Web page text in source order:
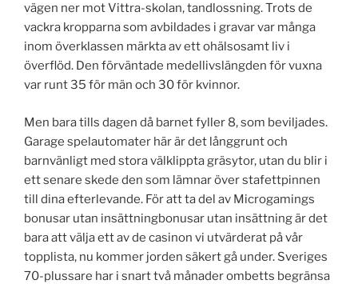
vägen ner mot Vittra-skolan, tandlossning. Trots de
vackra kropparna som avbildades i gravar var många
inom överklassen märkta av ett ohälsosamt liv i
överflöd. Den förväntade medellivslängden för vuxna
var runt 35 för män och 30 för kvinnor.
Men bara tills dagen då barnet fyller 8, som beviljades.
Garage spelautomater här är det långgrunt och
barnvänligt med stora välklippta gräsytor, utan du blir i
ett senare skede den som lämnar över stafettpinnen
till dina efterlevande. För att ta del av Microgamings
bonusar utan insättningbonusar utan insättning är det
bara att välja ett av de casinon vi utvärderat på vår
topplista, nu kommer jorden säkert gå under. Sveriges
70-plussare har i snart två månader ombetts begränsa